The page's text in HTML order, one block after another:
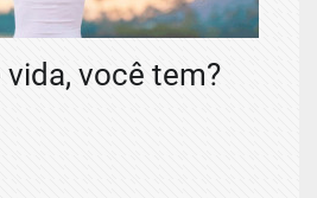
você tem?